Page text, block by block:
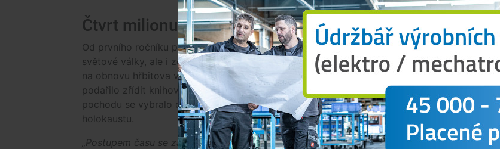
Čtvrt milionu korun na památku obětí holokaustu
Od prvního ročníku pochodu se organizátoři snaží nejen připomínat události z druhé
světové války, ale i zcela konkrétně pomáhat. Pravidelně tak část výtěžku pochodu věnují
na obnovu hřbitova ve Volarech. Společně s obecně prospěšnou společností KreBul se jim
podařilo zřídit knihovnu, věnující se tématu druhé světové války. Za jedenáct ročníků
pochodu se vybralo celkem 240 tisíc korun na projekty, jejímž cílem je uctít památku obětí
holokaustu.
„Postupem času se začaly objevovat další prospěšné projekty, které jsme chtěli podpořit,“